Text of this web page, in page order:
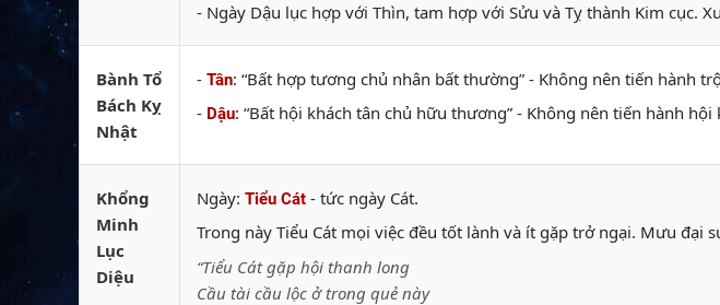
- Ngày Dậu lục hợp với Thìn, tam hợp với Sửu và Tỵ thành Kim cục.
Bành Tổ
Bách Kỵ
Nhật
- Tân: “Bất hợp tương chủ nhân bất thường” - Không nên tiến hành
- Dậu: “Bất hội khách tân chủ hữu thương” - Không nên tiến hành
Khổng
Minh
Lục
Diệu
Ngày: Tiểu Cát - tức ngày Cát.
Trong này Tiểu Cát mọi việc đều tốt lành và ít gặp trở ngại. Mưu
“Tiểu Cát gặp hội thanh long
Cầu tài cầu lộc ở trong quẻ này